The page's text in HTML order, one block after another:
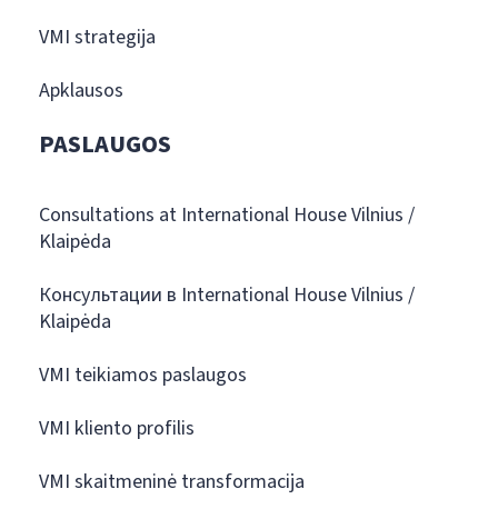
VMI strategija
Apklausos
PASLAUGOS
Consultations at International House Vilnius /
Klaipėda
Консультации в International House Vilnius /
Klaipėda
VMI teikiamos paslaugos
VMI kliento profilis
VMI skaitmeninė transformacija